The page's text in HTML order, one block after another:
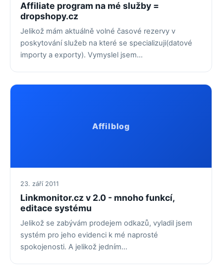
Affiliate program na mé služby =
dropshopy.cz
Jelikož mám aktuálně volné časové rezervy v
poskytování služeb na které se specializuji(datové
importy a exporty). Vymyslel jsem…
Affilblog
23. září 2011
Linkmonitor.cz v 2.0 - mnoho funkcí,
editace systému
Jelikož se zabývám prodejem odkazů, vyladil jsem
systém pro jeho evidenci k mé naprosté
spokojenosti. A jelikož jedním…